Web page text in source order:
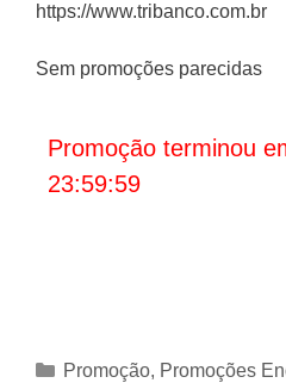
https://www.tribanco.com.br
Sem promoções parecidas
Promoção terminou
23:59:59
Categorias
Promoção, Promoções